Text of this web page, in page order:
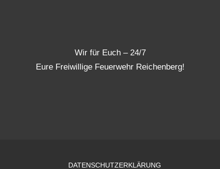
Wir für Euch – 24/7
Eure Freiwillige Feuerwehr Reichenberg!
DATENSCHUTZERKLÄRUNG